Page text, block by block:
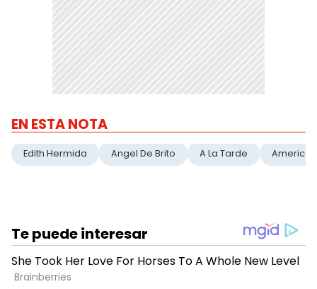
EN ESTA NOTA
Edith Hermida Angel De Brito A La Tarde America